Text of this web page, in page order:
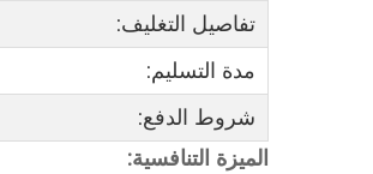
تفاصيل التغليف:
مدة التسليم:
شروط الدفع:
الميزة التنافسية: